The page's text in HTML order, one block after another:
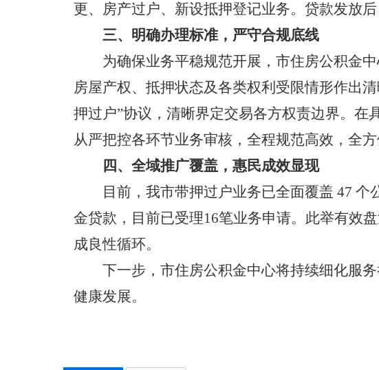
更、房产过户、新设抵押登记业务。贷款发放
三、明确办理标准，严守合规底线
为确保业务平稳规范开展，市住房公积金
房屋产权、抵押状态及各类权利受限情形作出
押过户”协议，清晰界定交易各方权责边界。在
从严把控各环节业务审核，全程规范高效，全
四、全域推广覆盖，惠民成效显现
目前，我市带押过户业务已全面覆盖 47
金贷款，目前已受理16笔业务申请。此举有效
成良性循环。
下一步，市住房公积金中心将持续细化服
健康发展。